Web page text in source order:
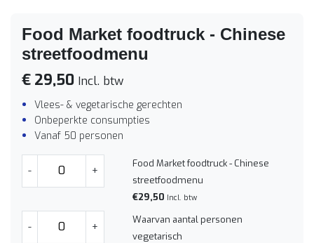
Food Market foodtruck - Chinese
streetfoodmenu
€ 29,50 Incl. btw
Vlees- & vegetarische gerechten
Onbeperkte consumpties
Vanaf 50 personen
- +
Food Market foodtruck - Chinese
streetfoodmenu
€29,50 Incl. btw
- +
Waarvan aantal personen
vegetarisch